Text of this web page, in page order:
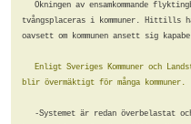
Ökningen av ensamkommande
tvångsplaceras i kommuner. Hittills
oavsett om kommunen ansett sig
Enligt Sveriges Kommuner och
blir övermäktigt för många kommuner.
-Systemet är redan överbelastat